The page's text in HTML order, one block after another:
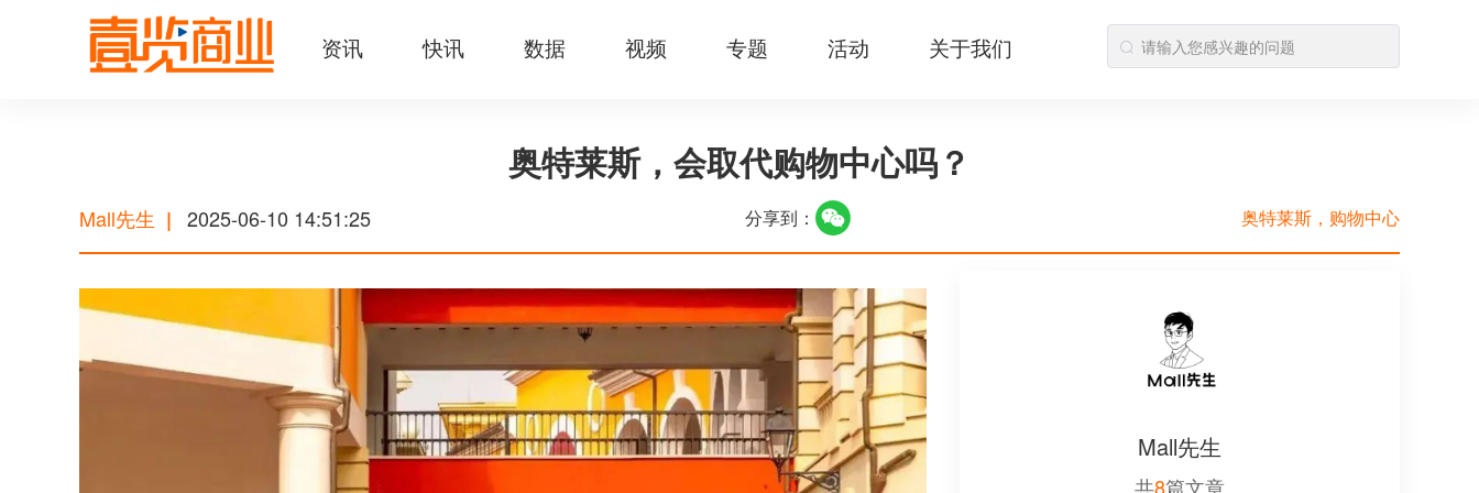
资讯 快讯 数据 视频 专题 活动 关于我们
奥特莱斯，会取代购物中心吗？
Mall先生 | 2025-06-10 14:51:25 分享到： 奥特莱斯，购物中心
Mall先生
共8篇文章